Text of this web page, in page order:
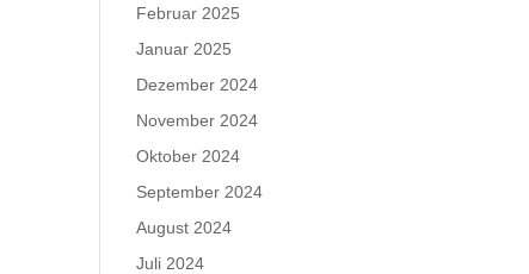
Februar 2025
Januar 2025
Dezember 2024
November 2024
Oktober 2024
September 2024
August 2024
Juli 2024